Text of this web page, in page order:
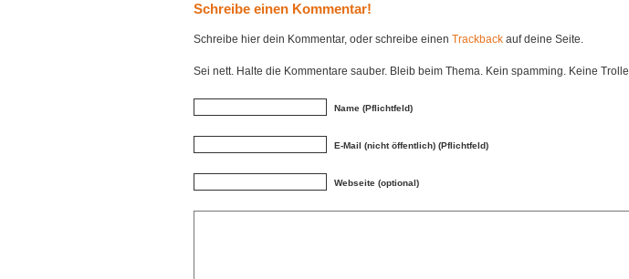
Schreibe einen Kommentar!
Schreibe hier dein Kommentar, oder schreibe einen Trackback auf deine Seite.
Sei nett. Halte die Kommentare sauber. Bleib beim Thema. Kein spamming. Keine Trolle.
Name (Pflichtfeld)
E-Mail (nicht öffentlich) (Pflichtfeld)
Webseite (optional)